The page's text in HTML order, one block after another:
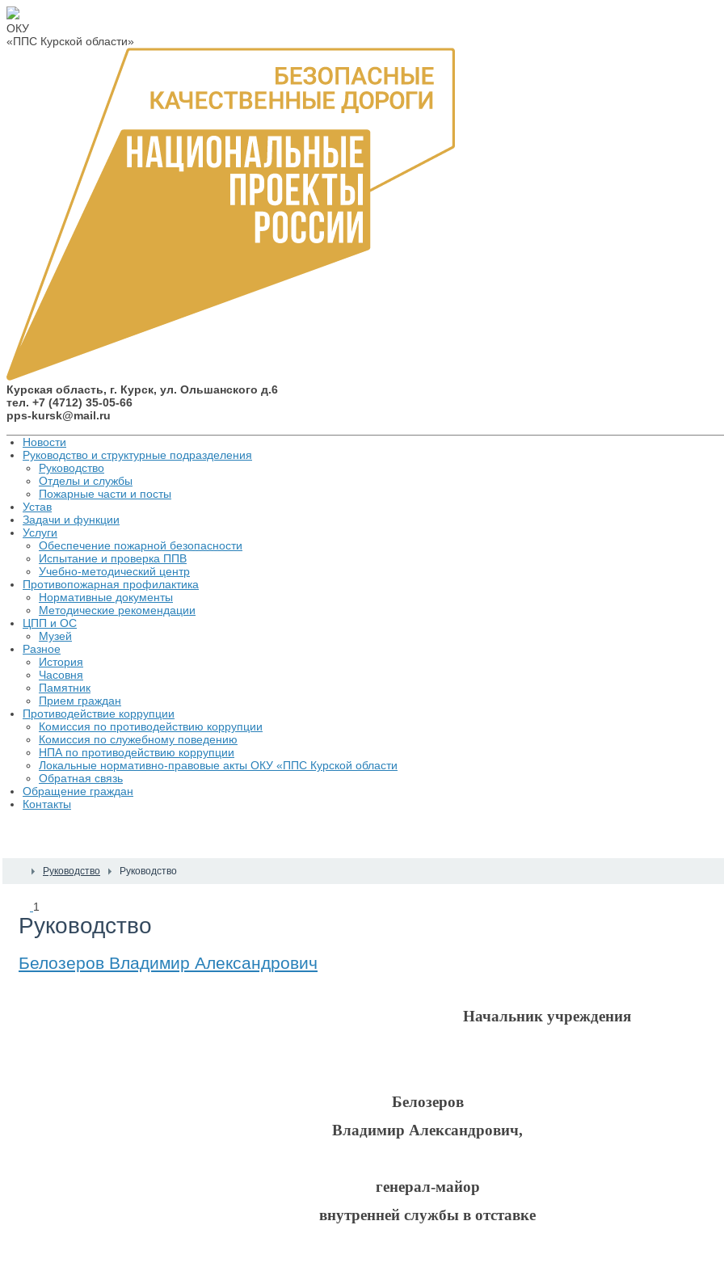
ОКУ
«ППС Курской области»
Курская область, г. Курск, ул. Ольшанского д.6
тел. +7 (4712) 35-05-66
pps-kursk@mail.ru
Новости
Руководство и структурные подразделения
Руководство
Отделы и службы
Пожарные части и посты
Устав
Задачи и функции
Услуги
Обеспечение пожарной безопасности
Испытание и проверка ППВ
Учебно-методический центр
Противопожарная профилактика
Нормативные документы
Методические рекомендации
ЦПП и ОС
Музей
Разное
История
Часовня
Памятник
Прием граждан
Противодействие коррупции
Комиссия по противодействию коррупции
Комиссия по служебному поведению
НПА по противодействию коррупции
Локальные нормативно-правовые акты ОКУ «ППС Курской области
Обратная связь
Обращение граждан
Контакты
Руководство Руководство
1
Руководство
Белозеров Владимир Александрович
Начальник учреждения
Белозеров
Владимир Александрович,
генерал-майор
внутренней службы в отставке